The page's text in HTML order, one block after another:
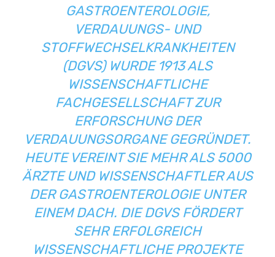
GASTROENTEROLOGIE,
VERDAUUNGS- UND
STOFFWECHSELKRANKHEITEN
(DGVS) WURDE 1913 ALS
WISSENSCHAFTLICHE
FACHGESELLSCHAFT ZUR
ERFORSCHUNG DER
VERDAUUNGSORGANE GEGRÜNDET.
HEUTE VEREINT SIE MEHR ALS 5000
ÄRZTE UND WISSENSCHAFTLER AUS
DER GASTROENTEROLOGIE UNTER
EINEM DACH. DIE DGVS FÖRDERT
SEHR ERFOLGREICH
WISSENSCHAFTLICHE PROJEKTE